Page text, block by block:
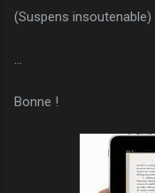
(Suspens insoutenable)
Bonne !